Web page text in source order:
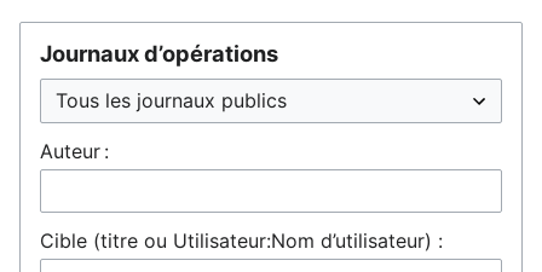
Journaux d’opérations
Auteur :
Cible (titre ou Utilisateur:Nom d’utilisateur) :